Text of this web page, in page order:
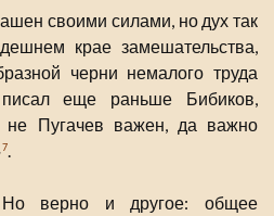
своими силами, но дух так
крае замешательства,
черни немалого труда
еще раньше Бибиков,
не Пугачев важен, да важно
7.
верно и другое: общее